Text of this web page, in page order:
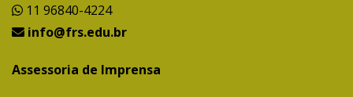
11 96840-4224
info@frs.edu.br
Assessoria de Imprensa